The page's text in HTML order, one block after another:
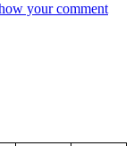
your comment